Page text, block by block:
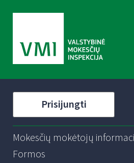
Prisijungti
Mokesčių mokėtojų
Formos